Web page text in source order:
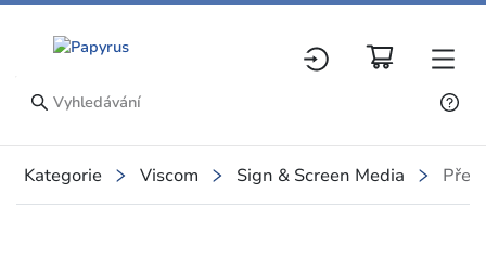
Kategorie Viscom Sign & Screen Media